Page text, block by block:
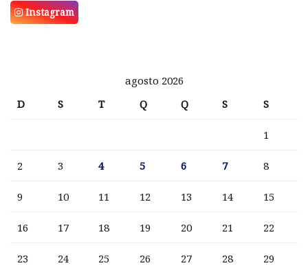
Instagram
agosto 2026
D
S T Q Q S S
1
2 3 4 5 6 7 8
9 10 11 12 13 14 15
16 17 18 19 20 21 22
23 24 25 26 27 28 29